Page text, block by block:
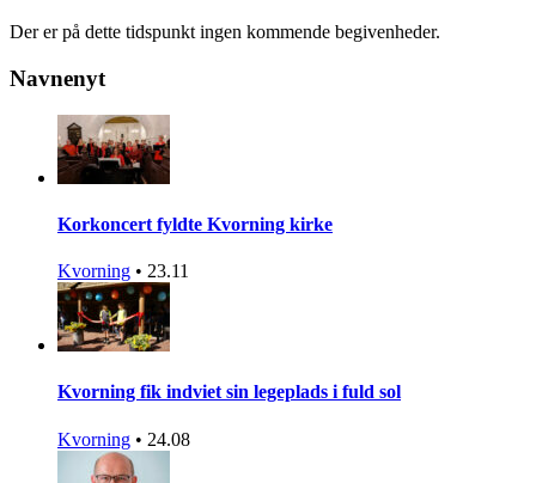
Der er på dette tidspunkt ingen kommende begivenheder.
Navnenyt
Korkoncert fyldte Kvorning kirke
Kvorning • 23.11
Kvorning fik indviet sin legeplads i fuld sol
Kvorning • 24.08